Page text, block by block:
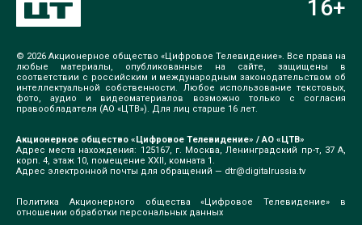
© 2026 Акционерное общество «Цифровое Телевидение». Все права на
любые материалы, опубликованные на сайте, защищены в
соответствии с российским и международным законодательством об
интеллектуальной собственности. Любое использование текстовых,
фото, аудио и видеоматериалов возможно только с согласия
правообладателя (АО «ЦТВ»). Для лиц старше 16 лет.
Акционерное общество «Цифровое Телевидение» / АО «ЦТВ»
Адрес места нахождения: 125167, г. Москва, Ленинградский пр-т, 37 А,
корп. 4, этаж 10, помещение XXII, комната 1.
Адрес электронной почты для обращений — dtr@digitalrussia.tv
Политика Акционерного общества «Цифровое Телевидение» в
отношении обработки персональных данных
16+